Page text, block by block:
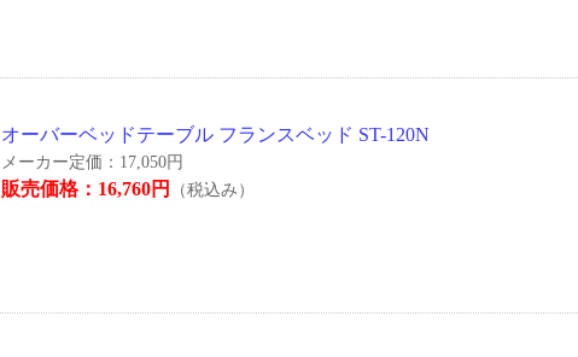
オーバーベッドテーブル フランスベッド ST-120N
メーカー定価：17,050円
販売価格：16,760円 （税込み）